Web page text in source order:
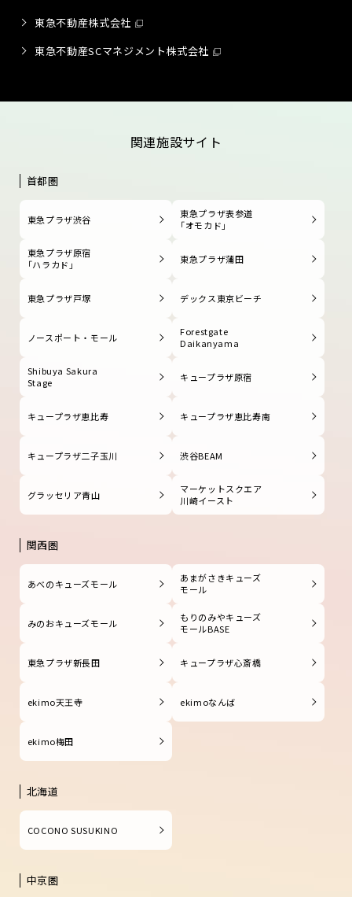
東急不動産株式会社
東急不動産SCマネジメント株式会社
関連施設サイト
首都圏
東急プラザ渋谷
東急プラザ表参道
「オモカド」
東急プラザ原宿
「ハラカド」
東急プラザ蒲田
東急プラザ戸塚 デックス東京ビーチ
ノースポート・モール
Forestgate
Daikanyama
Shibuya Sakura
Stage
キュープラザ原宿
キュープラザ恵比寿 キュープラザ恵比寿南
キュープラザ二子玉川 渋谷BEAM
グラッセリア青山
マーケットスクエア
川崎イースト
関西圏
あべのキューズモール
あまがさきキューズ
モール
みのおキューズモール
もりのみやキューズ
モールBASE
東急プラザ新長田 キュープラザ心斎橋
ekimo天王寺 ekimoなんば
ekimo梅田
北海道
COCONO SUSUKINO
中京圏